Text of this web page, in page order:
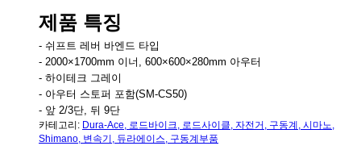
제품 특징
- 쉬프트 레버 바엔드 타입
- 2000×1700mm 이너, 600×600×280mm 아우터
- 하이테크 그레이
- 아우터 스토퍼 포함(SM-CS50)
- 앞 2/3단, 뒤 9단
카테고리: Dura-Ace, 로드바이크, 로드사이클, 자전거 , 구동계 , 시마노,
Shimano, 변속기 , 듀라에이스, 구동계부품